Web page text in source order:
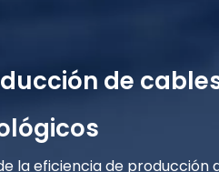
de
la eficiencia de